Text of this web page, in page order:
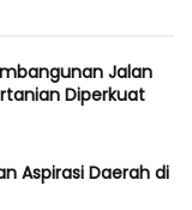
Jalan
Diperkuat
Aspirasi Daerah di